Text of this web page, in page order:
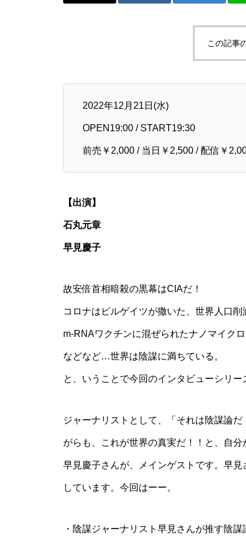
この記事
2022年12月21日(水)
OPEN19:00 / START19:30
前売￥2,000 / 当日￥2,500 / 配信￥
【出演】
石丸元章
早見慶子
故安倍首相暗殺の黒幕はCIAだ！
コロナはビルゲイツが撒いた、世界人口削
m-RNAワクチンに混ぜられたナノマイク
などなど…世界は陰謀に満ちている。
と、いうことで今回のインタビューシリー
ジャーナリストとして、「それは陰謀論
がらも、これが世界の真実だ！！と、自
早見慶子さんが、メインゲストです。早
しています。今回はーー。
・陰謀ジャーナリスト早見さんが推す陰謀